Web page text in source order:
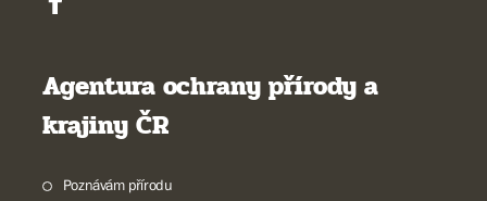
Agentura ochrany přírody a
krajiny ČR
Poznávám přírodu